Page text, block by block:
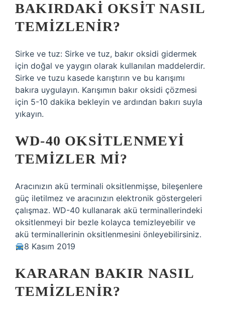
BAKIRDAKI OKSIT NASIL
TEMIZLENIR?
Sirke ve tuz: Sirke ve tuz, bakır oksidi gidermek
için doğal ve yaygın olarak kullanılan maddelerdir.
Sirke ve tuzu kasede karıştırın ve bu karışımı
bakıra uygulayın. Karışımın bakır oksidi çözmesi
için 5-10 dakika bekleyin ve ardından bakırı suyla
yıkayın.
WD-40 OKSITLENMEYI
TEMIZLER MI?
Aracınızın akü terminali oksitlenmişse, bileşenlere
güç iletilmez ve aracınızın elektronik göstergeleri
çalışmaz. WD-40 kullanarak akü terminallerindeki
oksitlenmeyi bir bezle kolayca temizleyebilir ve
akü terminallerinin oksitlenmesini önleyebilirsiniz.
8 Kasım 2019
KARARAN BAKIR NASIL
TEMIZLENIR?